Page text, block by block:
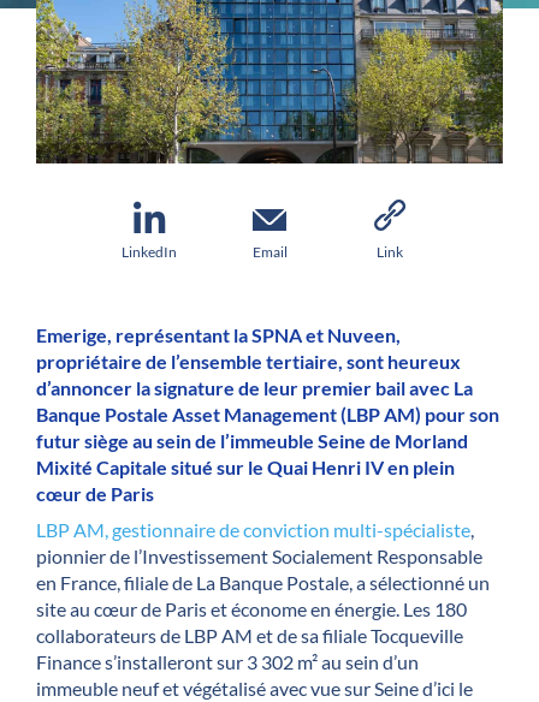
LinkedIn Email Link
Emerige, représentant la SPNA et Nuveen,
propriétaire de l’ensemble tertiaire, sont heureux
d’annoncer la signature de leur premier bail avec La
Banque Postale Asset Management (LBP AM) pour son
futur siège au sein de l’immeuble Seine de Morland
Mixité Capitale situé sur le Quai Henri IV en plein
cœur de Paris
LBP AM, gestionnaire de conviction multi-spécialiste,
pionnier de l’Investissement Socialement Responsable
en France, filiale de La Banque Postale, a sélectionné un
site au cœur de Paris et économe en énergie. Les 180
collaborateurs de LBP AM et de sa filiale Tocqueville
Finance s’installeront sur 3 302 m² au sein d’un
immeuble neuf et végétalisé avec vue sur Seine d’ici le